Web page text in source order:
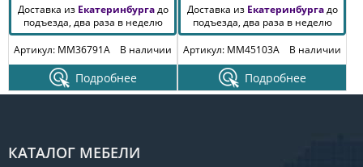
Доставка из Екатеринбургадо
подъезда, два раза в неделю
Артикул: MM36791A
В наличии
Подробнее
Доставка из Екатеринбургадо
подъезда, два раза в неделю
Артикул: MM45103A
В наличии
Подробнее
КАТАЛОГ МЕБЕЛИ